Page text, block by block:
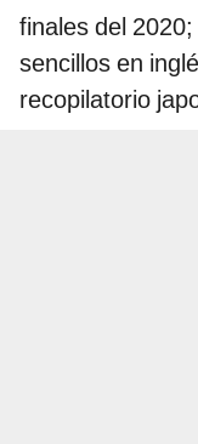
finales del
sencillos en
recopilatorio